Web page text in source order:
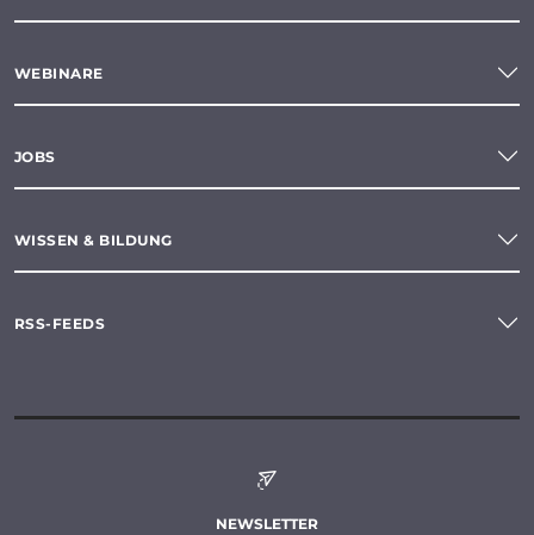
WEBINARE
JOBS
WISSEN & BILDUNG
RSS-FEEDS
NEWSLETTER